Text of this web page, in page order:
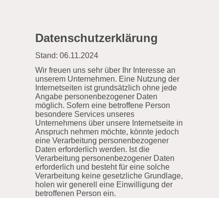
Datenschutzerklärung
Stand: 06.11.2024
Wir freuen uns sehr über Ihr Interesse an
unserem Unternehmen. Eine Nutzung der
Internetseiten ist grundsätzlich ohne jede
Angabe personenbezogener Daten
möglich. Sofern eine betroffene Person
besondere Services unseres
Unternehmens über unsere Internetseite in
Anspruch nehmen möchte, könnte jedoch
eine Verarbeitung personenbezogener
Daten erforderlich werden. Ist die
Verarbeitung personenbezogener Daten
erforderlich und besteht für eine solche
Verarbeitung keine gesetzliche Grundlage,
holen wir generell eine Einwilligung der
betroffenen Person ein.